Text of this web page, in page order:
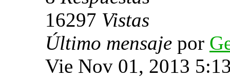
16297 Vistas
Último mensaje por
Vie Nov 01, 2013